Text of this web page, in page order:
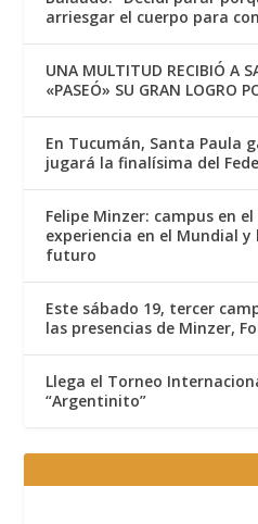
arriesgar el cuerpo para
UNA MULTITUD RECIBIÓ A
«PASEÓ» SU GRAN LOGRO
En Tucumán, Santa Paula
jugará la finalísima del
Felipe Minzer: campus en
experiencia en el Mundial y
futuro
Este sábado 19, tercer
las presencias de Minzer,
Llega el Torneo
“Argentinito”